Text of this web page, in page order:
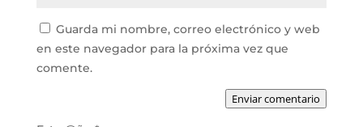
Guarda mi nombre, correo electrónico y web
en este navegador para la próxima vez que
comente.
Enviar comentario